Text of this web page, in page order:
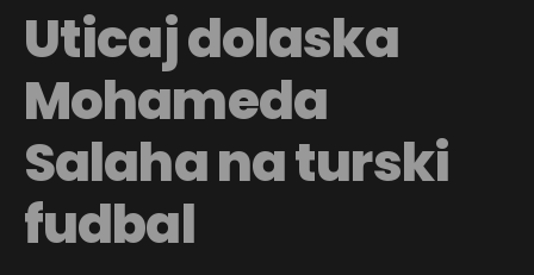
Uticaj dolaska
Mohameda
Salaha na turski
fudbal